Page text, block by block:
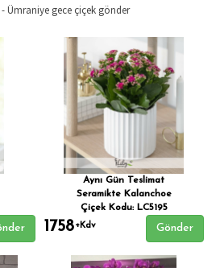
- Ümraniye gece çiçek gönder
Aynı Gün Teslimat
Seramikte Kalanchoe
Çiçek Kodu: LC5195
1758+Kdv Gönder